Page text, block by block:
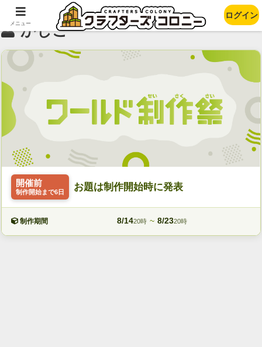
かじこ
開催前
制作開始まで6日 お題は制作開始時に発表
制作期間 8/1420時 ~ 8/2320時
メニュー
ログイン